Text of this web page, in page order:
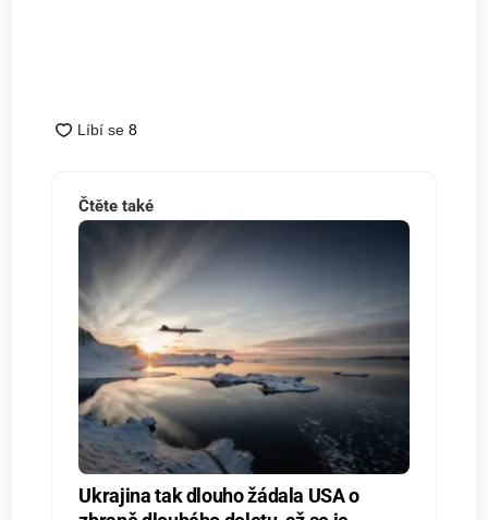
Čtěte také
Ukrajina tak dlouho žádala USA o